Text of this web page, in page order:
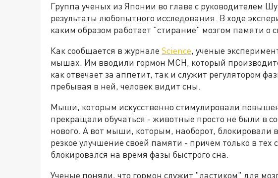
Группа ученых из Японии во главе с руководителем
результаты любопытного исследования. В ходе
каким образом работает "стирание" мозгом памяти о
Как сообщается в журнале Science, ученые
мышах. Им вводили гормон МСН, который
как отвечает за аппетит, так и служит регулятором
пребывая в ней, человек видит сны.
Мыши, которым искусственно стимулировали
прекращали обучаться - животные просто не были в
нового. А вот мыши, которым, наоборот, блокировали
резкое улучшение своей памяти - причем только в тех
блокировался на время фазы быстрого сна.
Ученые поняли, что гормон служит "ластиком" для